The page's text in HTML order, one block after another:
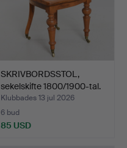
SKRIVBORDSSTOL,
sekelskifte 1800/1900-tal.
Klubbades 13 jul 2026
6 bud
85 USD